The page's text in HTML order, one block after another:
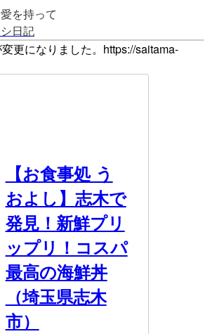
を持って
更になりました。https://saitama-
【お食事処 う
およし】志木で
発見！新鮮プリ
ップリ！コスパ
最高の海鮮丼
（埼玉県志木
市）